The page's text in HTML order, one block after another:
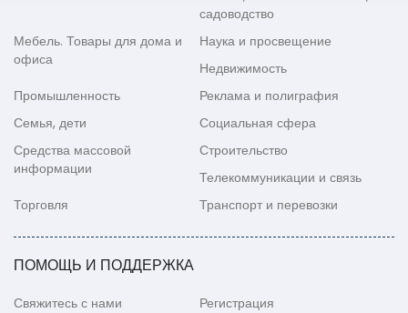
садоводство
Мебель. Товары для дома и
офиса
Наука и просвещение
Недвижимость
Промышленность
Реклама и полиграфия
Семья, дети
Социальная сфера
Средства массовой
информации
Строительство
Телекоммуникации и связь
Торговля
Транспорт и перевозки
ПОМОЩЬ И ПОДДЕРЖКА
Свяжитесь с нами Регистрация